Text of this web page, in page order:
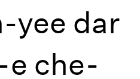
yee dar
che-